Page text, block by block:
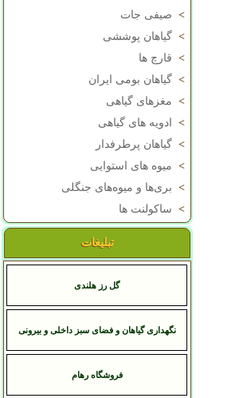
> صیفی جات
> گیاهان پوششی
> قارچ ها
> گیاهان بومی ایران
> مغزهای گیاهی
>
ادویه های گیاهی
> گیاهان پرطرفدار
> میوه های استوایی
> بری‌ها و میوه‌های جنگلی
> ساکولنت ها
تبلیغات
گل رز هلندی
نگهداری گیاهان و فضای سبز داخلی و بیرونی
فروشگاه رهام